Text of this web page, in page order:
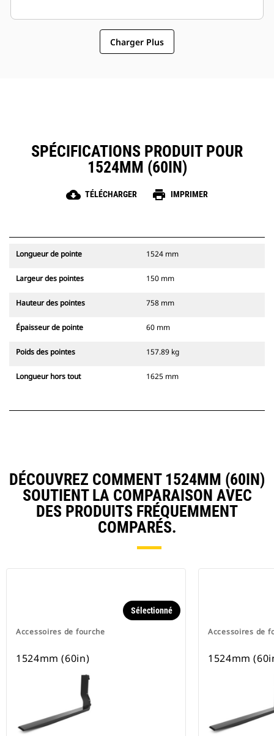
Charger Plus
SPÉCIFICATIONS PRODUIT POUR
1524MM (60IN)
cloud_download TÉLÉCHARGER print IMPRIMER
Longueur de pointe 1524 mm
Largeur des pointes 150 mm
Hauteur des pointes 758 mm
Épaisseur de pointe 60 mm
Poids des pointes 157.89 kg
Longueur hors tout 1625 mm
DÉCOUVREZ COMMENT 1524MM (60IN)
SOUTIENT LA COMPARAISON AVEC
DES PRODUITS FRÉQUEMMENT
COMPARÉS.
Accessoires de fourche
Sélectionné
1524mm (60in)
Accessoires de
1524mm